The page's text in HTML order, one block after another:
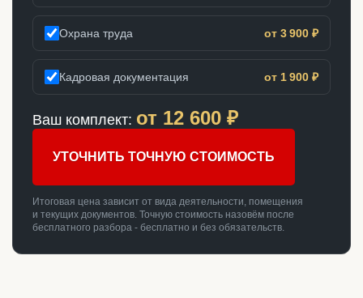
Охрана труда от 3 900 ₽
Кадровая документация от 1 900 ₽
Ваш комплект: от 12 600 ₽
УТОЧНИТЬ ТОЧНУЮ СТОИМОСТЬ
Итоговая цена зависит от вида деятельности, помещения
и текущих документов. Точную стоимость назовём после
бесплатного разбора - бесплатно и без обязательств.